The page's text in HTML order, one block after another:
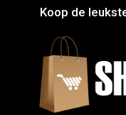
Koop de